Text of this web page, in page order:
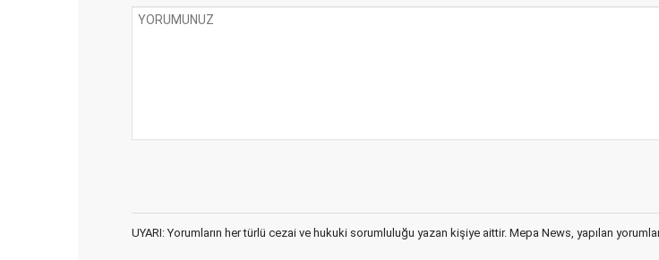
UYARI: Yorumların her türlü cezai ve hukuki sorumluluğu yazan kişiye aittir. Mepa News, yapılan